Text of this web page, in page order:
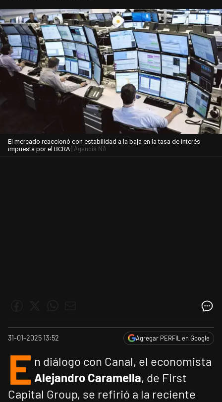
El mercado reaccionó con estabilidad a la baja en la tasa de interés
impuesta por el BCRA | Agencia NA
31-01-2025 13:52 Agregar PERFIL en Google
E n diálogo con Canal, el economista
Alejandro Caramella, de First
Capital Group, se refirió a la reciente